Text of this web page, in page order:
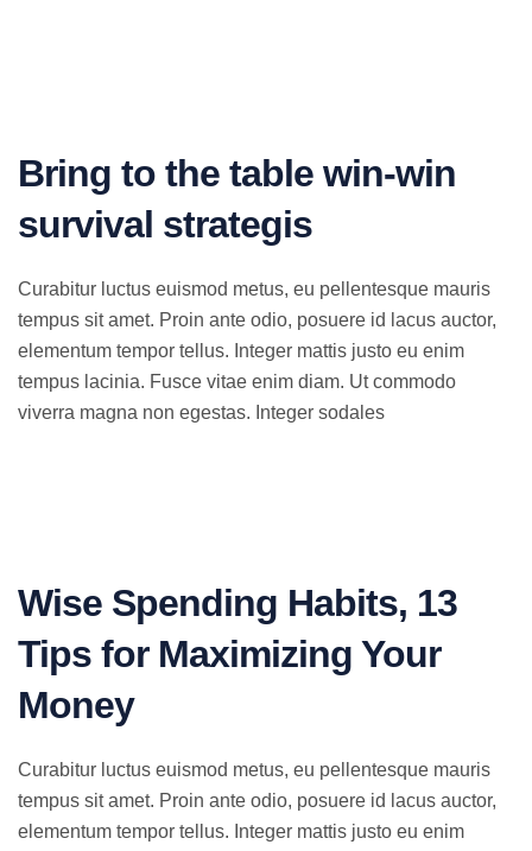
Bring to the table win-win
survival strategis
Curabitur luctus euismod metus, eu pellentesque mauris
tempus sit amet. Proin ante odio, posuere id lacus auctor,
elementum tempor tellus. Integer mattis justo eu enim
tempus lacinia. Fusce vitae enim diam. Ut commodo
viverra magna non egestas. Integer sodales
Wise Spending Habits, 13
Tips for Maximizing Your
Money
Curabitur luctus euismod metus, eu pellentesque mauris
tempus sit amet. Proin ante odio, posuere id lacus auctor,
elementum tempor tellus. Integer mattis justo eu enim